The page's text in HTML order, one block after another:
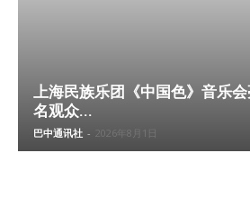
上海民族乐团《中国色》音乐
名观众...
巴中通讯社 - 2026年8月1日